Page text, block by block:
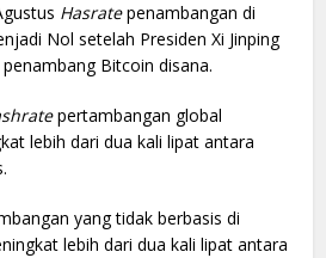
Hasratepenambangan di
Nol setelah Presiden Xi Jinping
Bitcoin disana.
pertambangan global
lebih dari dua kali lipat antara
yang tidak berbasis di
lebih dari dua kali lipat antara